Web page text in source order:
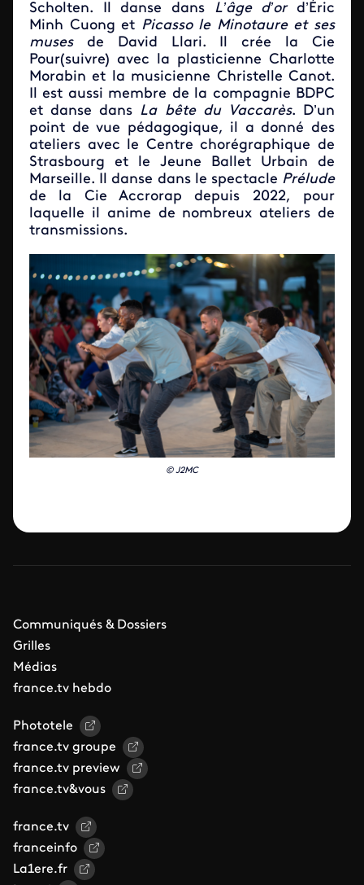
Scholten. Il danse dans L’âge d’ord’Éric
Minh Cuong et Picasso le Minotaure et ses
muses de David Llari. Il crée la Cie
Pour(suivre) avec la plasticienne Charlotte
Morabin et la musicienne Christelle Canot.
Il est aussi membre de la compagnie BDPC
et danse dans La bête du Vaccarès. D’un
point de vue pédagogique, il a donné des
ateliers avec le Centre chorégraphique de
Strasbourg et le Jeune Ballet Urbain de
Marseille. Il danse dans le spectacle Prélude
de la Cie Accrorap depuis 2022, pour
laquelle il anime de nombreux ateliers de
transmissions.
© J2MC
Communiqués & Dossiers
Grilles
Médias
france.tv hebdo
Phototele
france.tv groupe
france.tv preview
france.tv&vous
france.tv
franceinfo
La1ere.fr